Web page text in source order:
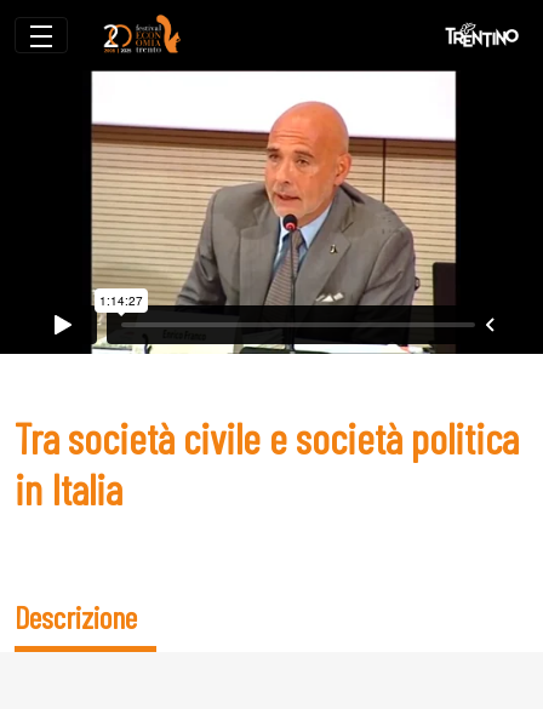
Tra società civile e società politica in
Tra società civile e società politica
in Italia
Descrizione